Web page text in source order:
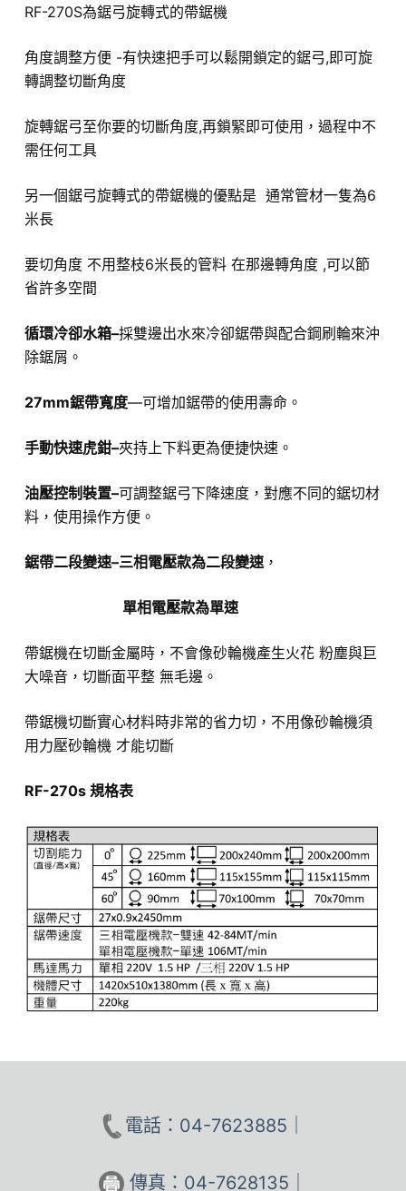
RF-270S為鋸弓旋轉式的帶鋸機
角度調整方便 -有快速把手可以鬆開鎖定的鋸弓,即可旋
轉調整切斷角度
旋轉鋸弓至你要的切斷角度,再鎖緊即可使用，過程中不
需任何工具
另一個鋸弓旋轉式的帶鋸機的優點是 通常管材一隻為6
米長
要切角度 不用整枝6米長的管料 在那邊轉角度 ,可以節
省許多空間
循環冷卻水箱–採雙邊出水來冷卻鋸帶與配合鋼刷輪來沖
除鋸屑 。
27mm鋸帶寬度—可增加鋸帶的使用壽命。
手動快速虎鉗–夾持上下料更為便捷快速。
油壓控制裝置–可調整鋸弓下降速度，對應不同的鋸切材
料，使用操作方便。
鋸帶二段變速–三相電壓款為二段變速，
單相電壓款為單速
帶鋸機在切斷金屬時，不會像砂輪機產生火花 粉塵與巨
大噪音， 切斷面平整 無毛邊。
帶鋸機切斷實心材料時非常的省力切，不用像砂輪機須
用力壓砂輪機 才能切斷
RF-270s 規格表
電話：04-7623885｜
傳真：04-7628135｜